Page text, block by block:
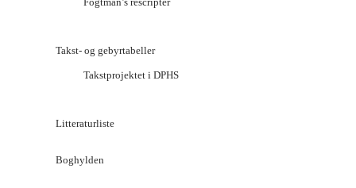
Takst- og gebyrtabeller
Takstprojektet i DPHS
Litteraturliste
Boghylden